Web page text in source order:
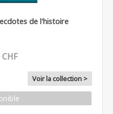
de l'histoire
Voir la collection >